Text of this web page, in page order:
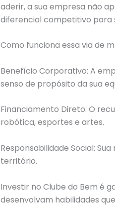
aderir, a sua empresa não
diferencial competitivo para
Como funciona essa via de
Benefício Corporativo: A
senso de propósito da sua
Financiamento Direto: O
robótica, esportes e artes.
Responsabilidade Social:
território.
Investir no Clube do Bem é
desenvolvam habilidades